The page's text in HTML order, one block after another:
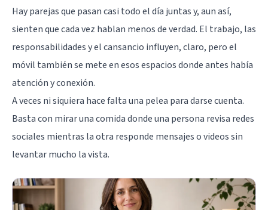
Hay parejas que pasan casi todo el día juntas y, aun así,
sienten que cada vez hablan menos de verdad. El trabajo, las
responsabilidades y el cansancio influyen, claro, pero el
móvil también se mete en esos espacios donde antes había
atención y conexión.
A veces ni siquiera hace falta una pelea para darse cuenta.
Basta con mirar una comida donde una persona revisa redes
sociales mientras la otra responde mensajes o videos sin
levantar mucho la vista.